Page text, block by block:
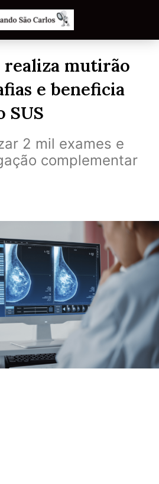
realiza mutirão
e beneficia
SUS
2 mil exames e
complementar